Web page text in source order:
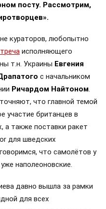
посту. Рассмотрим,
кураторов, любопытно
исполняющего
т.н. Украины Евгения
с начальником
Ричардом Найтоном.
что главной темой
участие британцев в
а также поставки ракет
для шведских
что самолётов у
наполеоновские.
давно вышла за рамки
для всех